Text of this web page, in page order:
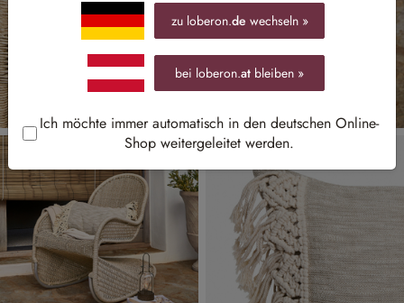
zu loberon.de wechseln »
bei loberon.at bleiben »
Ich möchte immer automatisch in den deutschen Online-
Shop weitergeleitet werden.